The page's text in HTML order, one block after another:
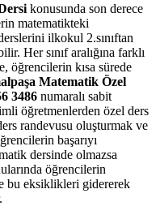
konusunda son derece
matematikteki
ilkokul 2.sınıftan
Her sınıf aralığına farklı
öğrencilerin kısa sürede
Matematik Özel
3486 numaralı sabit
öğretmenlerden özel ders
randevusu oluşturmak ve
başarıyı
dersinde olmazsa
öğrencilerin
bu eksiklikleri gidererek